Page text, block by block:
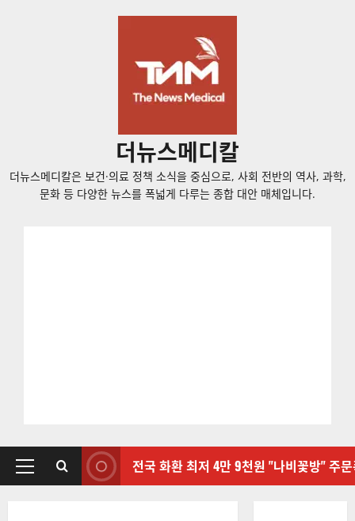
더뉴스메디칼
더뉴스메디칼은 보건·의료 정책 소식을 중심으로, 사회 전반의 역사, 과학,
문화 등 다양한 뉴스를 폭넓게 다루는 종합 대안 매체입니다.
기
전국 화환 최저 4만 9천원 "나비꽃방" 주